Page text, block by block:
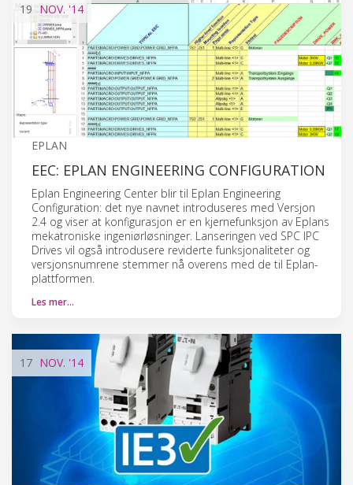
19 NOV. '14
EPLAN
EEC: EPLAN ENGINEERING CONFIGURATION
Eplan Engineering Center blir til Eplan Engineering
Configuration: det nye navnet introduseres med Versjon
2.4 og viser at konfigurasjon er en kjernefunksjon av Eplans
mekatroniske ingeniørløsninger. Lanseringen ved SPC IPC
Drives vil også introdusere reviderte funksjonaliteter og
versjonsnumrene stemmer nå overens med de til Eplan-
plattformen.
Les mer…
17 NOV. '14